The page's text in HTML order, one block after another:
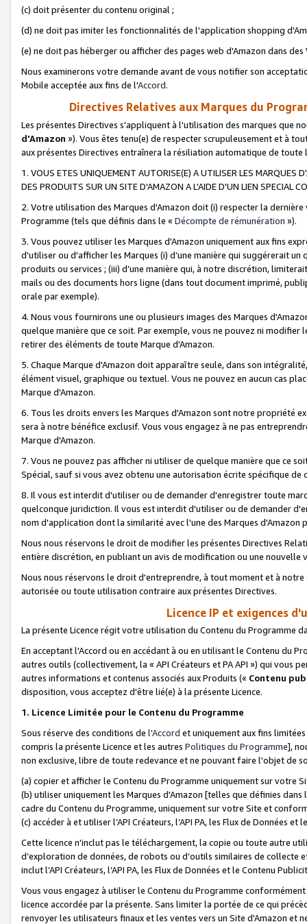
(c) doit présenter du contenu original ;
(d) ne doit pas imiter les fonctionnalités de l'application shopping
(e) ne doit pas héberger ou afficher des pages web d'Amazon dans
Nous examinerons votre demande avant de vous notifier son
Mobile acceptée aux fins de l'Accord.
Directives Relatives aux Marques du
Les présentes Directives s'appliquent à l'utilisation des marques que
d'Amazon »). Vous êtes tenu(e) de respecter scrupuleusement et à
aux présentes Directives entraînera la résiliation automatique de
1. VOUS ETES UNIQUEMENT AUTORISE(E) A UTILISER LES MARQUES
DES PRODUITS SUR UN SITE D'AMAZON A L'AIDE D'UN LIEN SPECIAL
2. Votre utilisation des Marques d'Amazon doit (i) respecter la
Programme (tels que définis dans le « Décompte de rémunération »).
3. Vous pouvez utiliser les Marques d'Amazon uniquement aux fins
d'utiliser ou d'afficher les Marques (i) d’une manière qui suggérerait
produits ou services ; (iii) d’une manière qui, à notre discrétion,
mails ou des documents hors ligne (dans tout document imprimé,
orale par exemple).
4. Nous vous fournirons une ou plusieurs images des Marques
quelque manière que ce soit. Par exemple, vous ne pouvez ni
retirer des éléments de toute Marque d'Amazon.
5. Chaque Marque d'Amazon doit apparaître seule, dans son
élément visuel, graphique ou textuel. Vous ne pouvez en aucun cas
Marque d'Amazon.
6. Tous les droits envers les Marques d'Amazon sont notre propriété
sera à notre bénéfice exclusif. Vous vous engagez à ne pas
Marque d'Amazon.
7. Vous ne pouvez pas afficher ni utiliser de quelque manière que ce
Spécial, sauf si vous avez obtenu une autorisation écrite spécifique de
8. Il vous est interdit d'utiliser ou de demander d'enregistrer toute
quelconque juridiction. Il vous est interdit d'utiliser ou de demander
nom d'application dont la similarité avec l'une des Marques
Nous nous réservons le droit de modifier les présentes Directives
entière discrétion, en publiant un avis de modification ou une nouvelle
Nous nous réservons le droit d'entreprendre, à tout moment et à
autorisée ou toute utilisation contraire aux présentes Directives.
Licence IP et exigences
La présente Licence régit votre utilisation du Contenu du Programme
En acceptant l'Accord ou en accédant à ou en utilisant le Contenu du
autres outils (collectivement, la « API Créateurs et PA API ») qui vous
autres informations et contenus associés aux Produits (« Contenu
disposition, vous acceptez d'être lié(e) à la présente Licence.
1. Licence Limitée pour le Contenu du Programme
Sous réserve des conditions de l'Accord et uniquement aux fins
compris la présente Licence et les autres Politiques du Programme],
non exclusive, libre de toute redevance et ne pouvant faire l'objet de
(a) copier et afficher le Contenu du Programme uniquement sur votre
(b) utiliser uniquement les Marques d'Amazon [telles que définies dans
cadre du Contenu du Programme, uniquement sur votre Site et
(c) accéder à et utiliser l’API Créateurs, l’API PA, les Flux de Données
Cette licence n'inclut pas le téléchargement, la copie ou toute autre
d’exploration de données, de robots ou d’outils similaires de
inclut l’API Créateurs, l’API PA, les Flux de Données et le Contenu
Vous vous engagez à utiliser le Contenu du Programme
licence accordée par la présente. Sans limiter la portée de ce qui
renvoyer les utilisateurs finaux et les ventes vers un Site d'Amazon et